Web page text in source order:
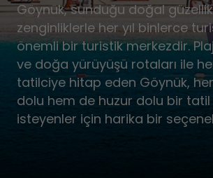
Göynük, sunduğu doğal
zenginliklerle her yıl binlerce
önemli bir turistik merkezdir.
ve doğa yürüyüşü rotaları ile
tatilciye hitap eden Göynük,
dolu hem de huzur dolu bir
isteyenler için harika bir